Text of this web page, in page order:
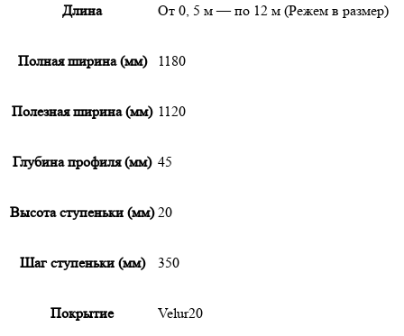
Длина От 0, 5 м — по 12 м (Режем в размер)
Полная ширина (мм) 1180
Полезная ширина (мм) 1120
Глубина профиля (мм) 45
Высота ступеньки (мм) 20
Шаг ступеньки (мм) 350
Покрытие Velur20